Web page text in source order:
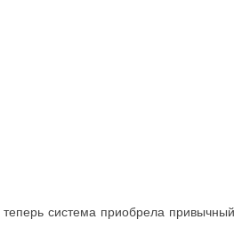
система приобрела привычный